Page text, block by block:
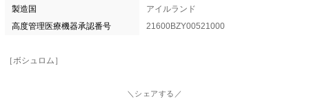
製造国
アイルランド
高度管理医療機器承認番号
21600BZY00521000
［ボシュロム］
＼シェアする／